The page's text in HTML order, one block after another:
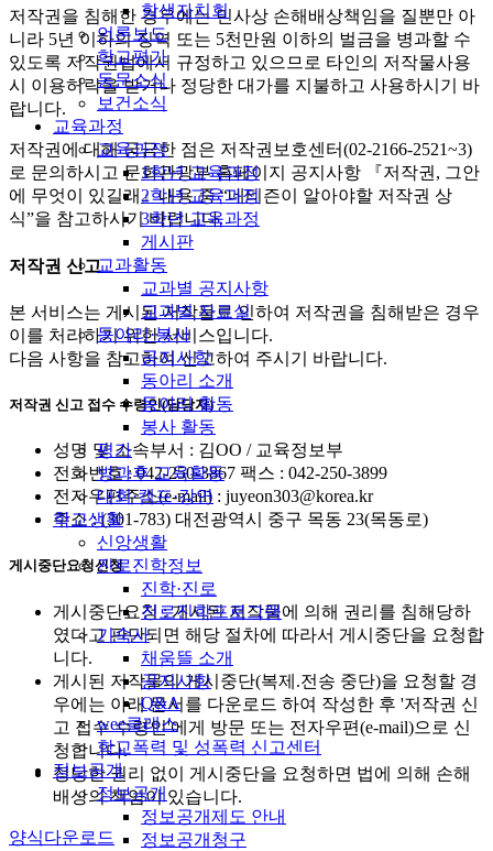
학생자치회
언론보도
학교평가
동문소식
보건소식
교육과정
교육과정
1학년 교육과정
2학년 교육과정
3학년 교육과정
게시판
교과활동
교과별 공지사항
교과별 자료실
동아리·봉사
공지사항
동아리 소개
동아리 활동
봉사 활동
평가
방과후 교육활동
대회·캠프·강연
학교생활
신앙생활
진로진학정보
진학·진로
진로진학프로그램
기숙사
채움뜰 소개
공지사항
Q&A
wee클래스
학교폭력 및 성폭력 신고센터
정보공개
정보공개
정보공개제도 안내
정보공개청구
저작권을 침해한 경우에는 민사상 손해배상책임을 질뿐만 아
니라 5년 이하의 징역 또는 5천만원 이하의 벌금을 병과할 수
있도록 저작권법에서 규정하고 있으므로 타인의 저작물사용
시 이용허락을 받거나 정당한 대가를 지불하고 사용하시기 바
랍니다.
저작권에 대해 궁금한 점은 저작권보호센터(02-2166-2521~3)
로 문의하시고 문화관광부 홈페이지 공지사항 『저작권, 그안
에 무엇이 있길래』내용 중 “네티즌이 알아야할 저작권 상
식”을 참고하시기 바랍니다.
저작권 신고
본 서비스는 게시된 저작물로 인하여 저작권을 침해받은 경우
이를 처리하기 위한 서비스입니다.
다음 사항을 참고하여 신고하여 주시기 바랍니다.
저작권 신고 접수 수령인(담당자)
성명 및 소속부서 : 김OO / 교육정보부
전화번호 : 042-250-3867 팩스 : 042-250-3899
전자우편주소(e-mail) : juyeon303@korea.kr
주소 : (301-783) 대전광역시 중구 목동 23(목동로)
게시중단요청신청
게시중단요청 : 게시된 저작물에 의해 권리를 침해당하
였다고 판단되면 해당 절차에 따라서 게시중단을 요청합
니다.
게시된 저작물의 게시중단(복제.전송 중단)을 요청할 경
우에는 아래 문서를 다운로드 하여 작성한 후 '저작권 신
고 접수 수령인'에게 방문 또는 전자우편(e-mail)으로 신
청합니다.
정당한 권리 없이 게시중단을 요청하면 법에 의해 손해
배상의 책임이 있습니다.
양식다운로드